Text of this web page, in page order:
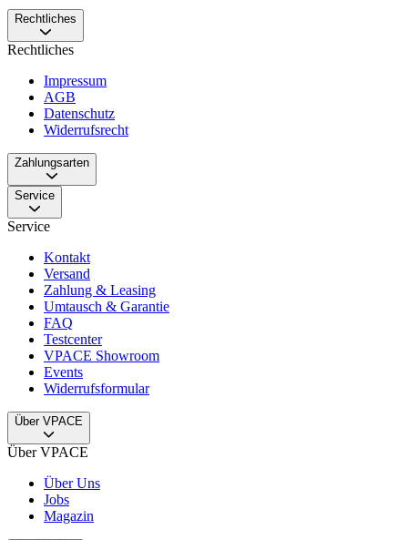
Rechtliches
Rechtliches
Impressum
AGB
Datenschutz
Widerrufsrecht
Zahlungsarten
Service
Service
Kontakt
Versand
Zahlung & Leasing
Umtausch & Garantie
FAQ
Testcenter
VPACE Showroom
Events
Widerrufsformular
Über VPACE
Über VPACE
Über Uns
Jobs
Magazin